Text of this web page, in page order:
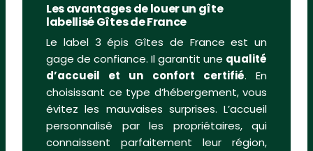
Les avantages de louer un gîte
labellisé Gîtes de France
Le label 3 épis Gîtes de France est un
gage de confiance. Il garantit une qualité
d’accueil et un confort certifié. En
choisissant ce type d’hébergement, vous
évitez les mauvaises surprises. L’accueil
personnalisé par les propriétaires, qui
connaissent parfaitement leur région,